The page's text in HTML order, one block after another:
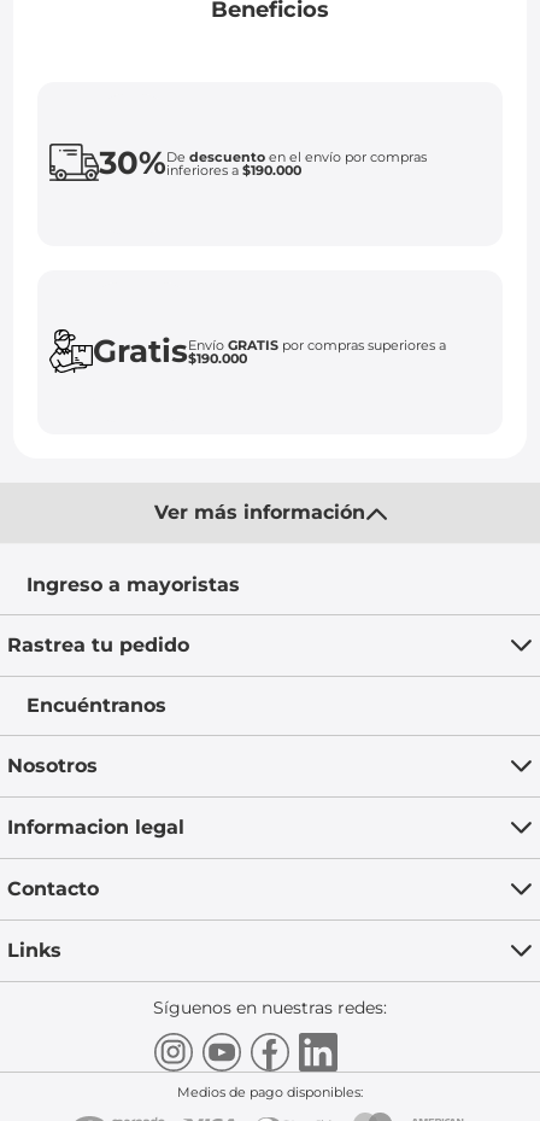
Beneficios
30%Dedescuento en el envío por compras
inferiores a$190.000
GratisEnvíoGRATIS por compras superiores a
$190.000
Ver más información
Ingreso a mayoristas
Rastrea tu pedido
Encuéntranos
Nosotros
Informacion legal
Contacto
Links
Síguenos en nuestras redes:
Medios de pago disponibles: